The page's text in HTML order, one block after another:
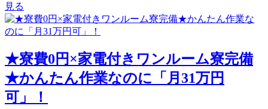
見る
★寮費0円×家電付きワンルーム寮完備
★かんたん作業なのに「月31万円
可」！